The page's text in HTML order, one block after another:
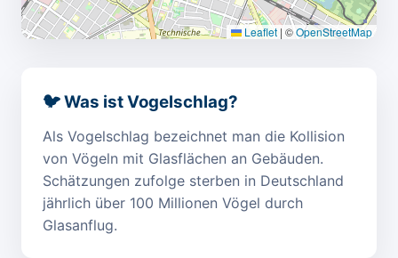
Leaflet | ©OpenStreetMap
🐦 Was ist Vogelschlag?
Als Vogelschlag bezeichnet man die Kollision
von Vögeln mit Glasflächen an Gebäuden.
Schätzungen zufolge sterben in Deutschland
jährlich über 100 Millionen Vögel durch
Glasanflug.